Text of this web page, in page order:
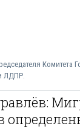
Комитета
ЛДПР.